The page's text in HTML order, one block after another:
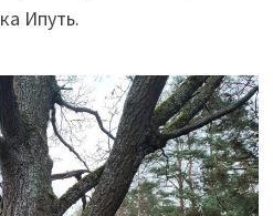
Ипуть.